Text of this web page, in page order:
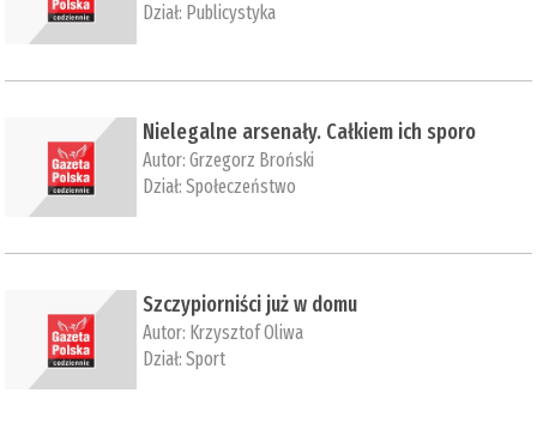
Dział: Publicystyka
Nielegalne arsenały. Całkiem ich sporo
Autor:Grzegorz Broński
Dział:Społeczeństwo
Szczypiorniści już w domu
Autor: Krzysztof Oliwa
Dział:Sport